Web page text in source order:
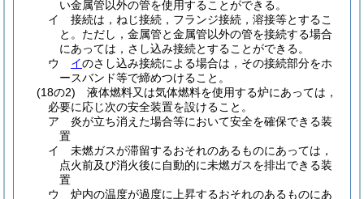
い金属管以外の管を使用することができる。
イ
接続は，ねじ接続，フランジ接続，溶接等とするこ
と。 ただし，金属管と金属管以外の管を接続する場合
にあっては，さし込み接続とすることができる。
ウ
イのさし込み接続による場合は，その接続部分をホ
ースバンド等で締めつけること。
(18の2)
液体燃料又は気体燃料を使用する炉にあっては，
必要に応じ次の安全装置を設けること。
ア
炎が立ち消えた場合等において安全を確保できる装
置
イ
未燃ガスが滞留するおそれのあるものにあっては，
点火前及び消火後に自動的に未燃ガスを排出できる装
置
ウ
炉内の温度が過度に上昇するおそれのあるものにあ